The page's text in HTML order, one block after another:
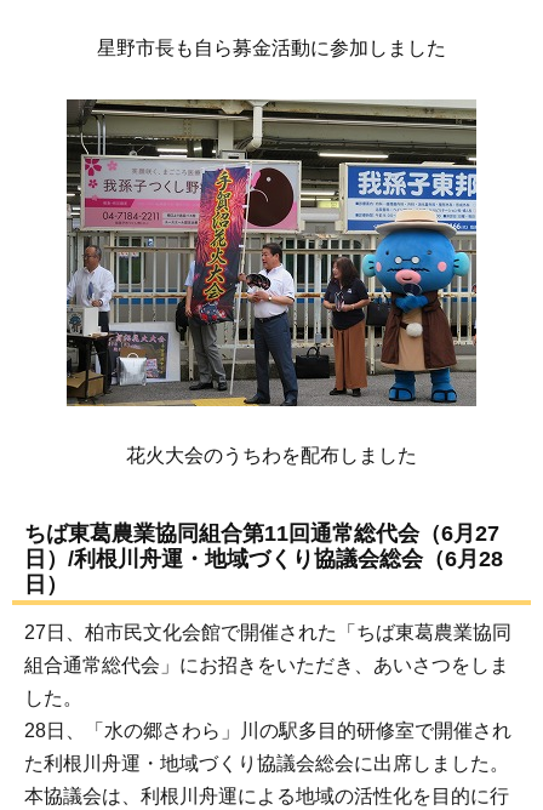
星野市長も自ら募金活動に参加しました
花火大会のうちわを配布しました
ちば東葛農業協同組合第11回通常総代会（6月27
日）/利根川舟運・地域づくり協議会総会（6月28
日）
27日、柏市民文化会館で開催された「ちば東葛農業協同
組合通常総代会」にお招きをいただき、あいさつをしま
した。
28日、「水の郷さわら」川の駅多目的研修室で開催され
た利根川舟運・地域づくり協議会総会に出席しました。
本協議会は、利根川舟運による地域の活性化を目的に行